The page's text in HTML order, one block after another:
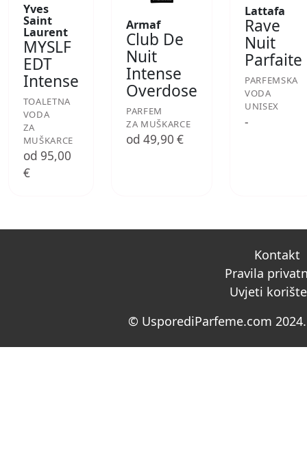
Yves
Saint
Laurent
MYSLF
EDT
Intense
TOALETNA
VODA
ZA
MUŠKARCE
od 95,00
€
Armaf
Club De
Nuit
Intense
Overdose
PARFEM
ZA MUŠKARCE
od 49,90 €
Lattafa
Rave
Nuit
Parfaite
PARFEMSKA
VODA
UNISEX
-
Kontakt
Pravila
Uvjeti
© UsporediParfeme.com